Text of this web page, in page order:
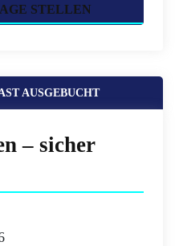
STELLEN
AUSGEBUCHT
– sicher